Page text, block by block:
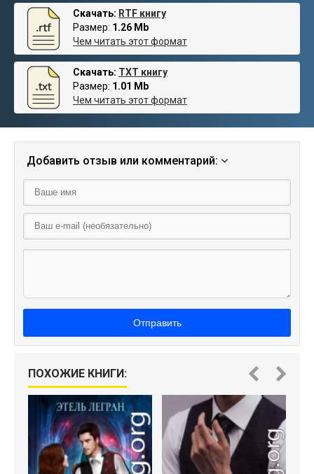
Скачать: RTF книгу
Размер: 1.26 Mb
Чем читать этот формат
Скачать: TXT книгу
Размер: 1.01 Mb
Чем читать этот формат
Добавить отзыв или комментарий:
Отправить
ПОХОЖИЕ КНИГИ: